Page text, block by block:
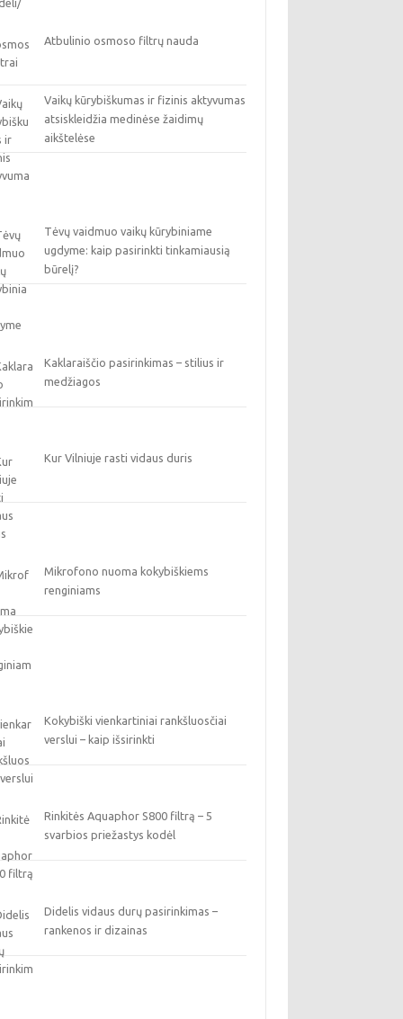
Atbulinio osmoso filtrų nauda
Vaikų kūrybiškumas ir fizinis aktyvumas
atsiskleidžia medinėse žaidimų
aikštelėse
Tėvų vaidmuo vaikų kūrybiniame
ugdyme: kaip pasirinkti tinkamiausią
būrelį?
Kaklaraiščio pasirinkimas – stilius ir
medžiagos
Kur Vilniuje rasti vidaus duris
Mikrofono nuoma kokybiškiems
renginiams
Kokybiški vienkartiniai rankšluosčiai
verslui – kaip išsirinkti
Rinkitės Aquaphor S800 filtrą – 5
svarbios priežastys kodėl
Didelis vidaus durų pasirinkimas –
rankenos ir dizainas